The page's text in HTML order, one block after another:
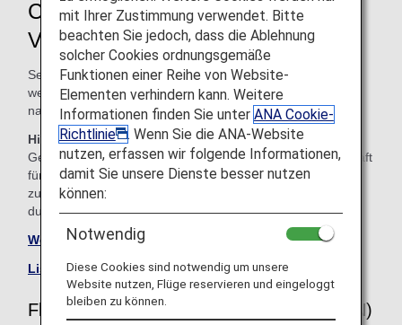
Codeshare-Informationen für
Vietnam Airlines
Services für von ANA durchgeführte Codeshare-Flüge
werden von der durchführenden Fluggesellschaft wie
nachfolgend angegeben erbracht.
Hinweis:In den meisten Fällen gelten die
Geschäftsbedingungen der durchführenden Fluggesellschaft
für Codeshare-Flüge. Weitere Informationen erhalten Sie
zum Zeitpunkt der Reservierung, oder Sie kontaktieren die
durchführende Fluggesellschaft direkt.
Website von Vietnam Airlines besuchen
.
Liste von Codeshare-Flügen.
Fluginformationen für Vietnam Airlines (VN)
mit Ihrer Zustimmung verwendet. Bitte
beachten Sie jedoch, dass die Ablehnung
solcher Cookies ordnungsgemäße
Funktionen einer Reihe von Website-
Elementen verhindern kann. Weitere
Informationen finden Sie unter ANA Cookie-
Richtlinie
. Wenn Sie die ANA-Website
nutzen, erfassen wir folgende Informationen,
damit Sie unsere Dienste besser nutzen
können:
Notwendig
Diese Cookies sind notwendig um unsere
Website nutzen, Flüge reservieren und eingeloggt
bleiben zu können.